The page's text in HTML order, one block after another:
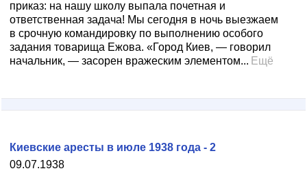
приказ: на нашу школу выпала почетная и
ответственная задача! Мы сегодня в ночь выезжаем
в срочную командировку по выполнению особого
задания товарища Ежова. «Город Киев, — говорил
начальник, — засорен вражеским элементом... Ещё
09.07.1938
Киевские аресты в июле 1938 года - 2